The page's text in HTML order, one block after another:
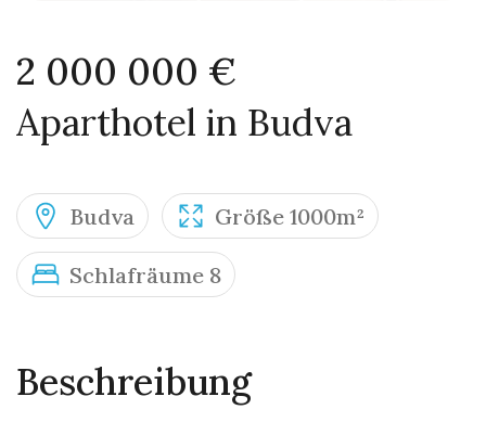
2 000 000 €
Aparthotel in Budva
Budva Größe 1000m²
Schlafräume 8
Beschreibung